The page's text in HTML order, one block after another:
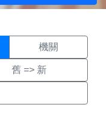
機關
舊 => 新